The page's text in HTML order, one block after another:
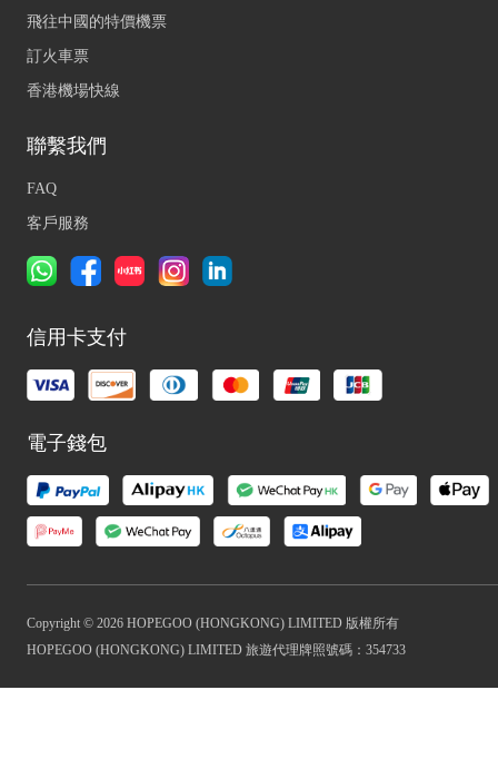
飛往中國的特價機票
訂火車票
香港機場快線
聯繫我們
FAQ
客戶服務
信用卡支付
電子錢包
Copyright © 2026 HOPEGOO (HONGKONG) LIMITED 版權所有
HOPEGOO (HONGKONG) LIMITED 旅遊代理牌照號碼：354733